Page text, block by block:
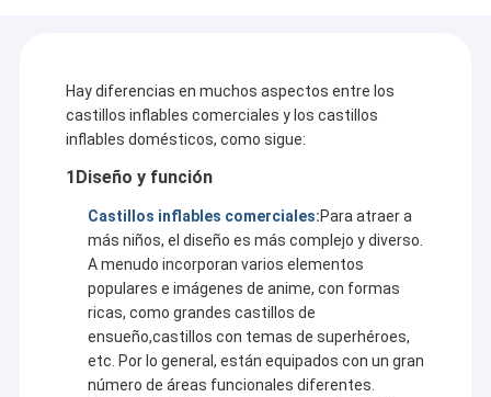
Hay diferencias en muchos aspectos entre los
castillos inflables comerciales y los castillos
inflables domésticos, como sigue:
1Diseño y función
Castillos inflables comerciales:Para atraer a
más niños, el diseño es más complejo y diverso.
A menudo incorporan varios elementos
populares e imágenes de anime, con formas
ricas, como grandes castillos de
ensueño,castillos con temas de superhéroes,
etc. Por lo general, están equipados con un gran
número de áreas funcionales diferentes.